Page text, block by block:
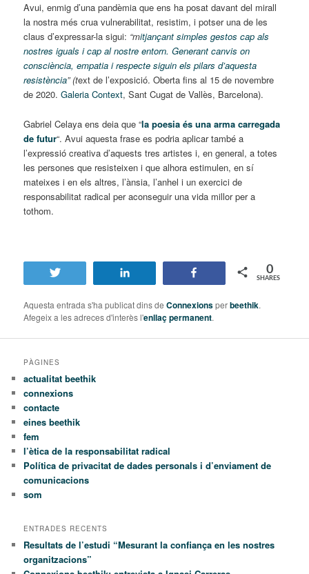
Avui, enmig d’una pandèmia que ens ha posat davant del mirall
la nostra més crua vulnerabilitat, resistim, i potser una de les
claus d’expressar-la sigui: “mitjançant simples gestos cap als
nostres iguals i cap al nostre entorn. Generant canvis on
consciència, empatia i respecte siguin els pilars d’aquesta
resistència” (text de l’exposició. Oberta fins al 15 de novembre
de 2020.Galeria Context, Sant Cugat de Vallès, Barcelona).
Gabriel Celaya ens deia que “la poesia és una arma carregada
de futur“. Avui aquesta frase es podria aplicar també a
l’expressió creativa d’aquests tres artistes i, en general, a totes
les persones que resisteixen i que alhora estimulen, en sí
mateixes i en els altres, l’ànsia, l’anhel i un exercici de
responsabilitat radical per aconseguir una vida millor per a
tothom.
SHARES
0
Aquesta entrada s'ha publicat dins deConnexionsperbeethik.
Afegeix a les adreces d'interès l'enllaç permanent.
PÀGINES
actualitat beethik
connexions
contacte
eines beethik
fem
l’ètica de la responsabilitat radical
Política de privacitat de dades personals i d’enviament de
comunicacions
som
ENTRADES RECENTS
Resultats de l’estudi “Mesurant la confiança en les nostres
organitzacions”